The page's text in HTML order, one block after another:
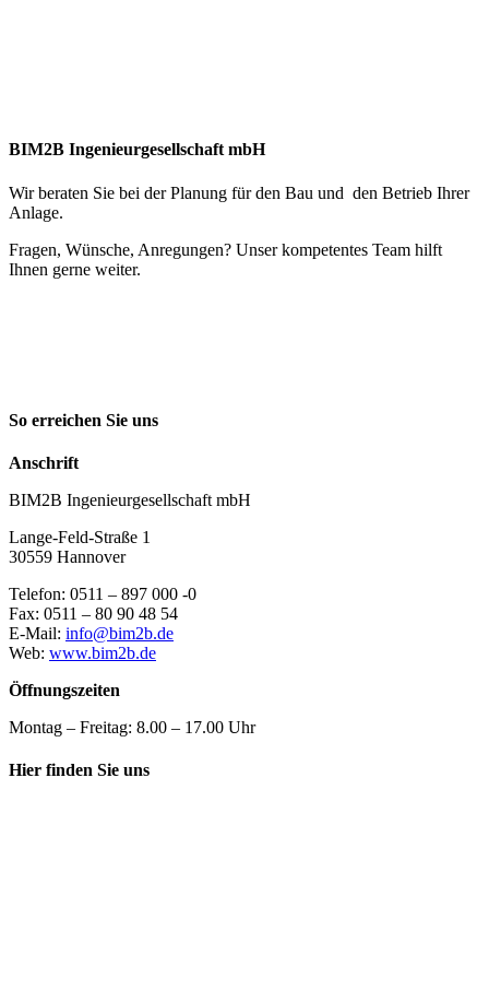
BIM2B Ingenieurgesellschaft mbH
Wir beraten Sie bei der Planung für den Bau und den Betrieb Ihrer
Anlage.
Fragen, Wünsche, Anregungen? Unser kompetentes Team hilft
Ihnen gerne weiter.
So erreichen Sie uns
Anschrift
BIM2B Ingenieurgesellschaft mbH
Lange-Feld-Straße 1
30559 Hannover
Telefon: 0511 – 897 000 -0
Fax: 0511 – 80 90 48 54
E-Mail: info@bim2b.de
Web: www.bim2b.de
Öffnungszeiten
Montag – Freitag: 8.00 – 17.00 Uhr
Hier finden Sie uns